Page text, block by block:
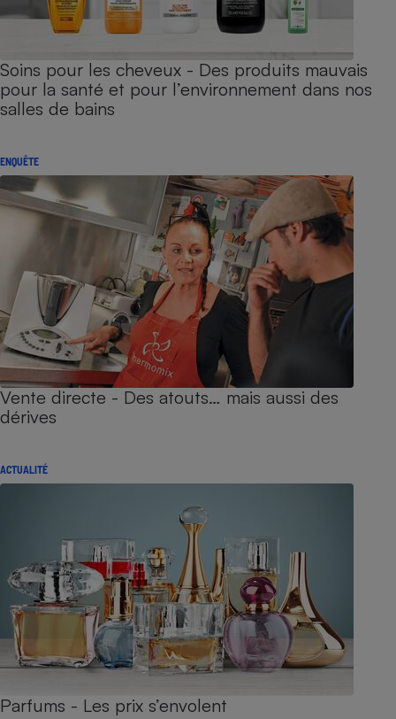
Soins pour les cheveux - Des produits mauvais
pour la santé et pour l’environnement dans nos
salles de bains
ENQUÊTE
Vente directe - Des atouts… mais aussi des
dérives
ACTUALITÉ
Parfums - Les prix s’envolent